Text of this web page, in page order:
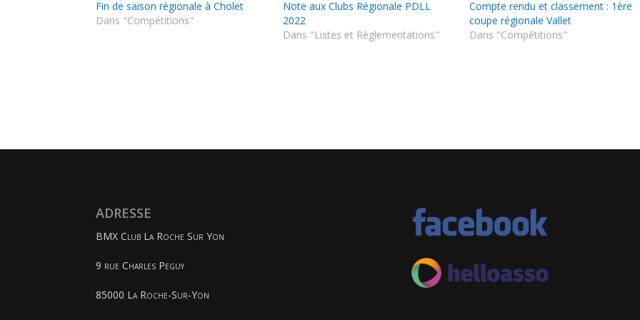
Fin de saison régionale à Cholet
Dans "Compétitions"
Note aux Clubs Régionale PDLL
2022
Dans "Listes et Réglementations"
Compte rendu et classement : 1ère
coupe régionale Vallet
Dans "Compétitions"
ADRESSE
BMX Club La Roche Sur Yon
9 rue Charles Peguy
85000 La Roche-Sur-Yon